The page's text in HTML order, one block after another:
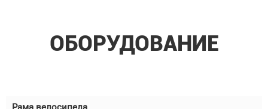
ОБОРУДОВАНИЕ